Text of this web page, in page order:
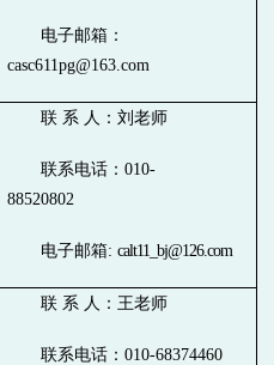
电子邮箱：
casc611pg@163.com
联 系 人 ：刘老师
联系电话：010-
88520802
电子邮箱:calt11_bj@126.com
联 系 人：王老师
联系电话：010-68374460